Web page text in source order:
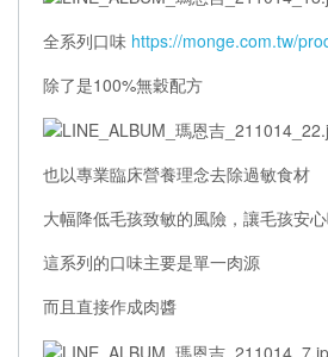
全系列口味 https://monge.com.tw/
除了是100%無穀配方
也以專業臨床營養理念去除過敏食材
大幅降低毛孩致敏的風險，讓毛孩安
這系列的口味主要是單一肉源
而且直接作成肉醬